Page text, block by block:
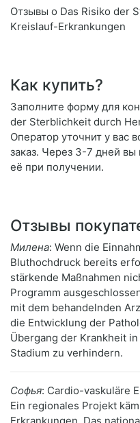
Отзывы о Das Risiko der
Kreislauf-Erkrankungen
Как купить?
Заполните форму для
der Sterblichkeit durch
Оператор уточнит у вас
заказ. Через 3-7 дней вы
её при получении.
Отзывы
Милена: Wenn die
Bluthochdruck bereits
stärkende Maßnahmen
Programm
mit dem behandelnden
die Entwicklung der
Übergang der Krankheit
Stadium zu verhindern.
Софья: Cardio-vaskuläre
Ein regionales Projekt